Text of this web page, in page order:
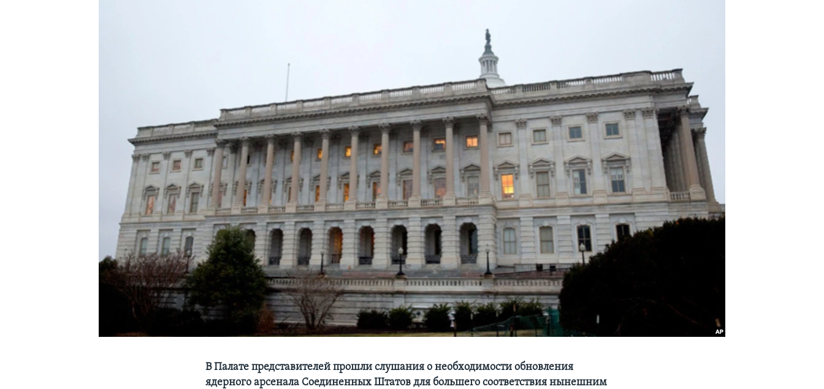
В Палате представителей прошли слушания о необходимости обновления
ядерного арсенала Соединенных Штатов для большего соответствия нынешним